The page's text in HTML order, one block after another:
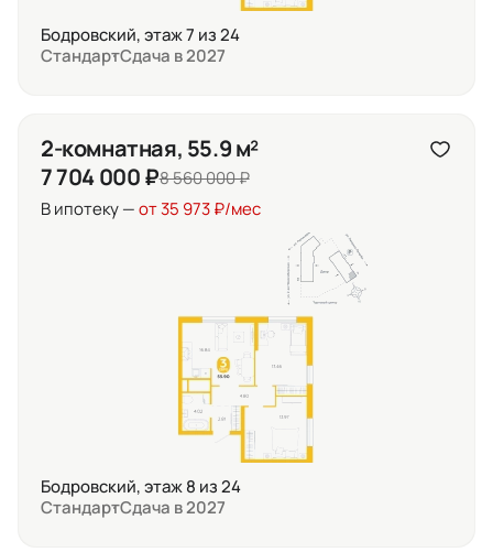
Бодровский, этаж 7 из 24
СтандартСдача в 2027
2-комнатная, 55.9 м²
7 704 000 ₽8 560 000 ₽
В ипотеку —от 35 973 ₽/мес
Бодровский, этаж 8 из 24
СтандартСдача в 2027